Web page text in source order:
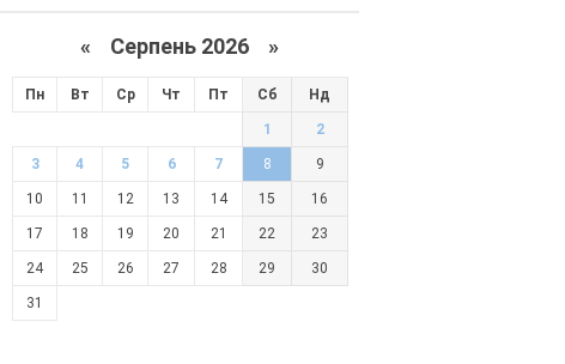
« Серпень 2026 »
Пн Вт Ср Чт Пт Сб Нд
1 2
3 4 5 6 7 8 9
10 11 12 13 14 15 16
17 18 19 20 21 22 23
24 25 26 27 28 29 30
31